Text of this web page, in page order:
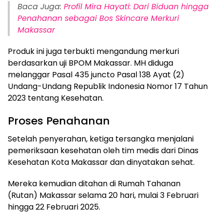
Baca Juga: Profil Mira Hayati: Dari Biduan hingga
Penahanan sebagai Bos Skincare Merkuri
Makassar
Produk ini juga terbukti mengandung merkuri
berdasarkan uji BPOM Makassar. MH diduga
melanggar Pasal 435 juncto Pasal 138 Ayat (2)
Undang-Undang Republik Indonesia Nomor 17 Tahun
2023 tentang Kesehatan.
Proses Penahanan
Setelah penyerahan, ketiga tersangka menjalani
pemeriksaan kesehatan oleh tim medis dari Dinas
Kesehatan Kota Makassar dan dinyatakan sehat.
Mereka kemudian ditahan di Rumah Tahanan
(Rutan) Makassar selama 20 hari, mulai 3 Februari
hingga 22 Februari 2025.